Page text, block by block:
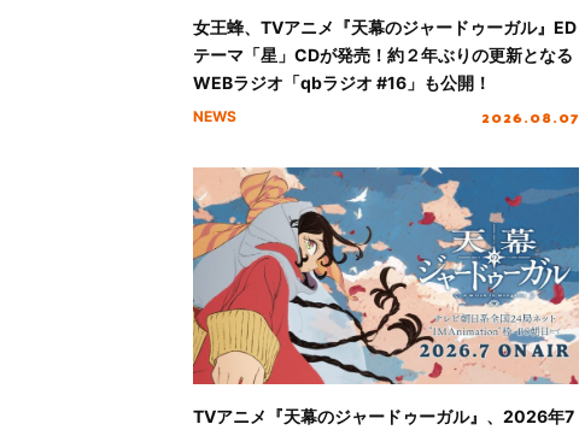
女王蜂、TVアニメ『天幕のジャードゥーガル』ED
テーマ「星」CDが発売！約２年ぶりの更新となる
WEBラジオ「qbラジオ #16」も公開！
NEWS 2026.08.07
TVアニメ『天幕のジャードゥーガル』、2026年7